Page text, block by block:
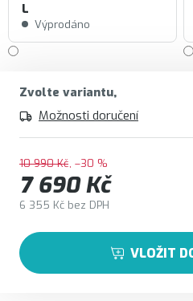
L
Výprodáno
Zvolte variantu
Možnosti doručení
10 990 Kč –30 %
7 690 Kč
6 355 Kč bez DPH
VLOŽIT